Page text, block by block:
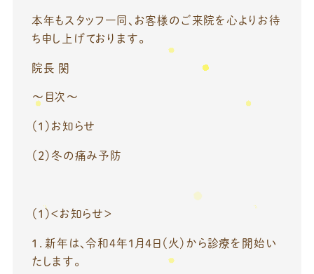
本年もスタッフ一同、お客様のご来院を心よりお待
ち申し上げております。
院長 関
～目次～
（１）お知らせ
（２）冬の痛み予防
（１）＜お知らせ＞
１．新年は、令和4年1月4日（火）から診療を開始い
たします。